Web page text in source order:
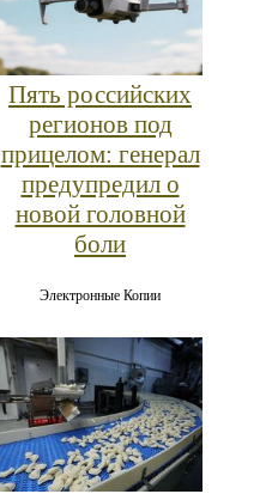
Пять российских
регионов под
прицелом: генерал
предупредил о
новой головной
боли
Электронные Копии